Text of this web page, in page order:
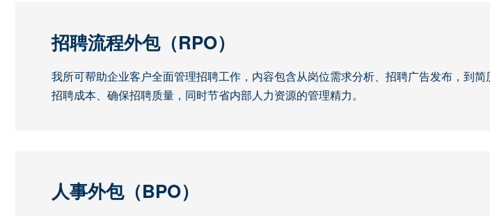
招聘流程外包（RPO）
我所可帮助企业客户全面管理招聘工作，内容包含从岗位需求分析、招聘广告发布，到
招聘成本、确保招聘质量，同时节省内部人力资源的管理精力。
人事外包（BPO）